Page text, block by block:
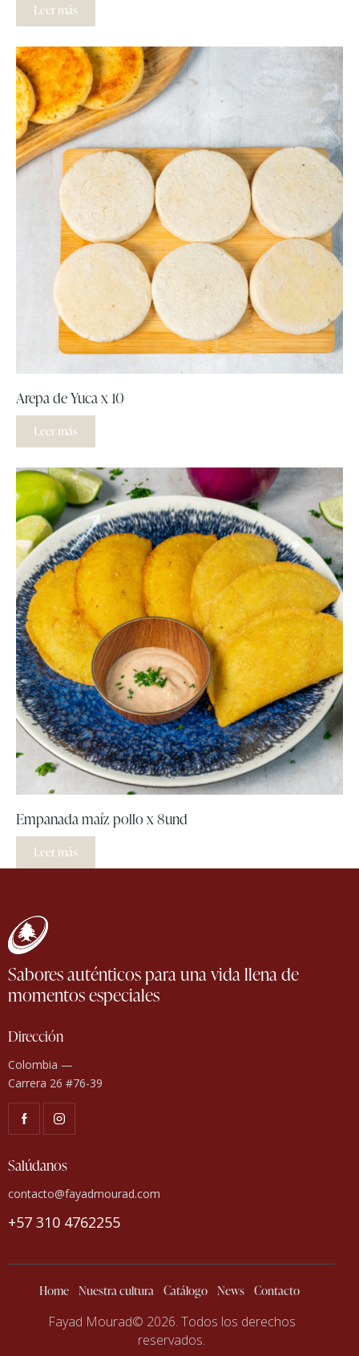
Leer más
Arepa de Yuca x 10
Leer más
Empanada maíz pollo x 8und
Leer más
Sabores auténticos para una vida llena de
momentos especiales
Dirección
Colombia —
Carrera 26 #76-39
Salúdanos
contacto@fayadmourad.com
+57 310 4762255
Home Nuestra cultura Catálogo News Contacto
Fayad Mourad© 2026. Todos los derechos
reservados.